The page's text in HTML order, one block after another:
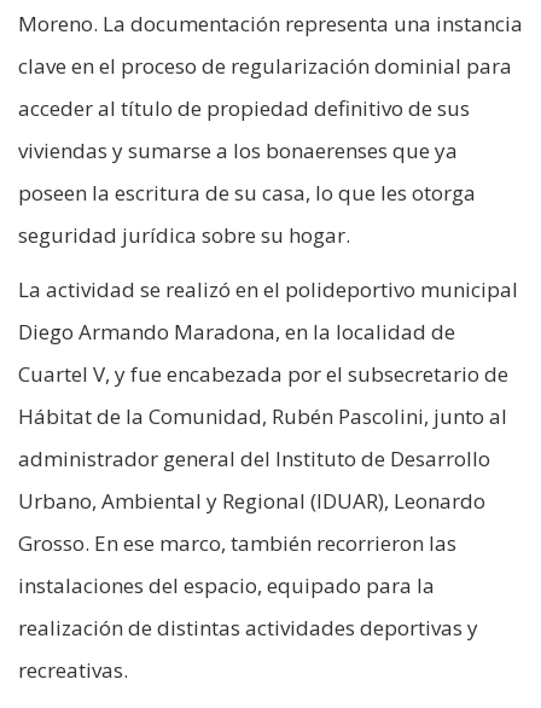
Moreno. La documentación representa una instancia
clave en el proceso de regularización dominial para
acceder al título de propiedad definitivo de sus
viviendas y sumarse a los bonaerenses que ya
poseen la escritura de su casa, lo que les otorga
seguridad jurídica sobre su hogar.
La actividad se realizó en el polideportivo municipal
Diego Armando Maradona, en la localidad de
Cuartel V, y fue encabezada por el subsecretario de
Hábitat de la Comunidad, Rubén Pascolini, junto al
administrador general del Instituto de Desarrollo
Urbano, Ambiental y Regional (IDUAR), Leonardo
Grosso. En ese marco, también recorrieron las
instalaciones del espacio, equipado para la
realización de distintas actividades deportivas y
recreativas.